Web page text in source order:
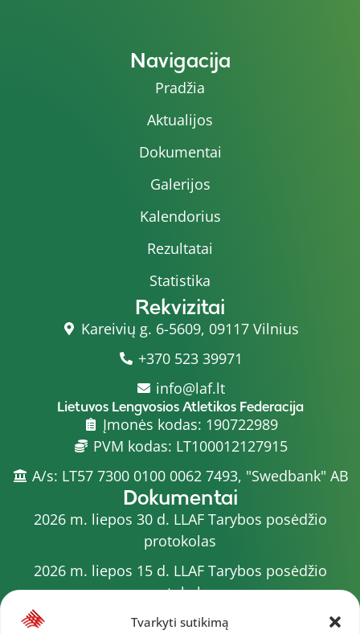
Tvarkyti sutikimą
Navigacija
Pradžia
Aktualijos
Dokumentai
Galerijos
Kalendorius
Rezultatai
Statistika
Rekvizitai
Kareivių g. 6-5609, 09117 Vilnius
+370 523 39971
info@laf.lt
Lietuvos Lengvosios Atletikos Federacija
Įmonės kodas: 190722989
PVM kodas: LT100012127915
A/s: LT57 7300 0100 0062 7493, "Swedbank" AB
Dokumentai
2026 m. liepos 30 d. LLAF Tarybos posėdžio
protokolas
2026 m. liepos 15 d. LLAF Tarybos posėdžio
protokolas
2026 m. liepos 20 d. LLAF VK posėdžio protokolas